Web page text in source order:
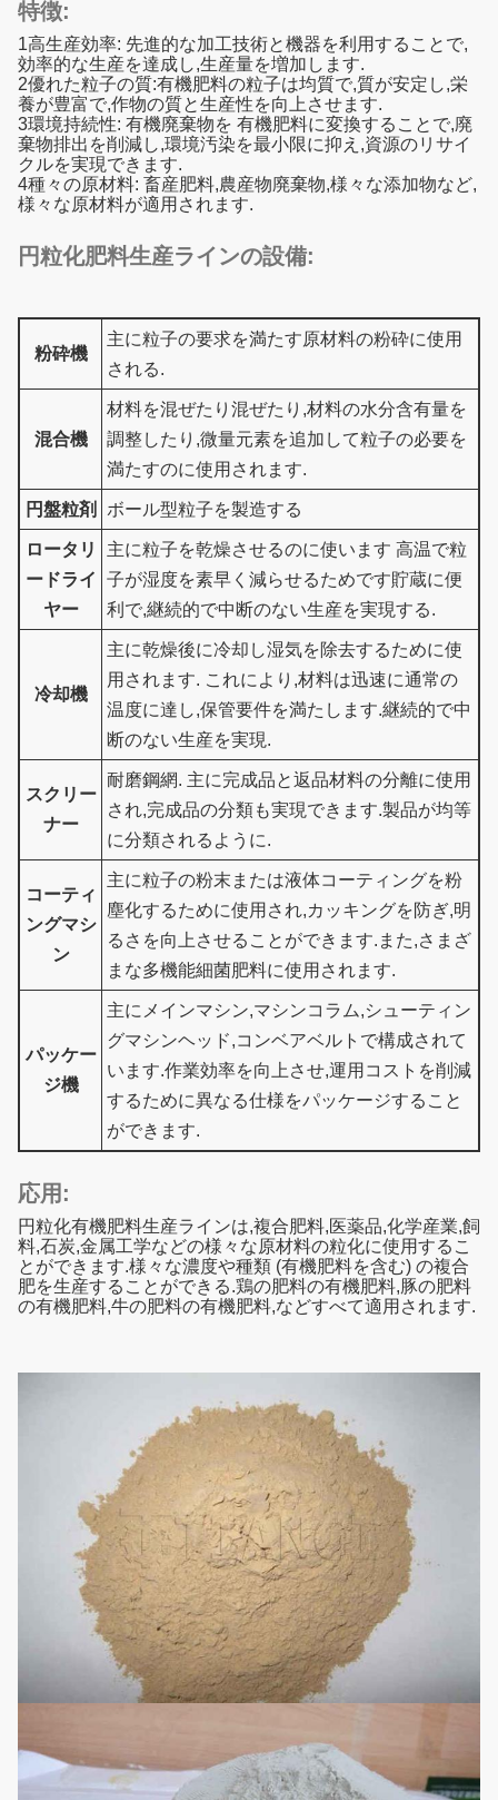
特徴:
1高生産効率: 先進的な加工技術と機器を利用することで,
効率的な生産を達成し,生産量を増加します.
2優れた粒子の質:有機肥料の粒子は均質で,質が安定し,栄
養が豊富で,作物の質と生産性を向上させます.
3環境持続性: 有機廃棄物を 有機肥料に変換することで,廃
棄物排出を削減し,環境汚染を最小限に抑え,資源のリサイ
クルを実現できます.
4種々の原材料: 畜産肥料,農産物廃棄物,様々な添加物など,
様々な原材料が適用されます.
円粒化肥料生産ラインの設備:
粉砕機
主に粒子の要求を満たす原材料の粉砕に使用
される.
混合機
材料を混ぜたり混ぜたり,材料の水分含有量を
調整したり,微量元素を追加して粒子の必要を
満たすのに使用されます.
円盤粒剤 ボール型粒子を製造する
ロータリ
ードライ
ヤー
主に粒子を乾燥させるのに使います 高温で粒
子が湿度を素早く減らせるためです貯蔵に便
利で,継続的で中断のない生産を実現する.
冷却機
主に乾燥後に冷却し湿気を除去するために使
用されます. これにより,材料は迅速に通常の
温度に達し,保管要件を満たします.継続的で中
断のない生産を実現.
スクリー
ナー
耐磨鋼網. 主に完成品と返品材料の分離に使用
され,完成品の分類も実現できます.製品が均等
に分類されるように.
コーティ
ングマシ
ン
主に粒子の粉末または液体コーティングを粉
塵化するために使用され,カッキングを防ぎ,明
るさを向上させることができます.また,さまざ
まな多機能細菌肥料に使用されます.
パッケー
ジ機
主にメインマシン,マシンコラム,シューティン
グマシンヘッド,コンベアベルトで構成されて
います.作業効率を向上させ,運用コストを削減
するために異なる仕様をパッケージすること
ができます.
応用:
円粒化有機肥料生産ラインは,複合肥料,医薬品,化学産業,飼
料,石炭,金属工学などの様々な原材料の粒化に使用するこ
とができます.様々な濃度や種類 (有機肥料を含む) の複合
肥を生産することができる.鶏の肥料の有機肥料,豚の肥料
の有機肥料,牛の肥料の有機肥料,などすべて適用されます.